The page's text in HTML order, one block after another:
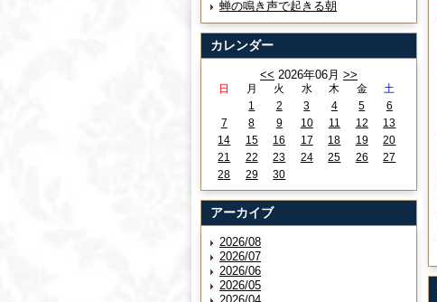
蝉の鳴き声で起きる朝
カレンダー
<< 2026年06月 >>
日 月 火 水 木 金
土
1
2 3 4 5
6
7
8 9 10 11 12
13
14
15 16 17 18 19
20
21
22 23 24 25 26
27
28
29 30
アーカイブ
2026/08
2026/07
2026/06
2026/05